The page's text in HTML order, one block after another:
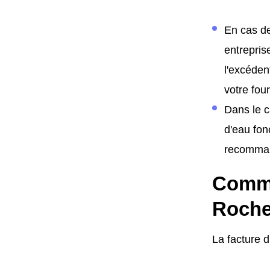
En cas
votre
Dans le
d'eau
La facture